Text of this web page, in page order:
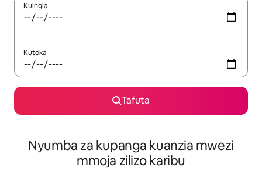
Kuingia
Kutoka
Tafuta
Nyumba za kupanga kuanzia mwezi
mmoja zilizo karibu